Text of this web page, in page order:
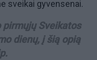
sveikai gyvensenai.
Sveikatos
dienų, į šią opią